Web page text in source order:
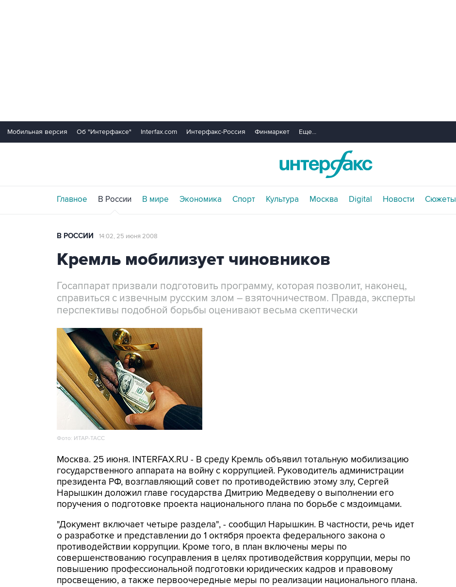
Мобильная версия Об "Интерфаксе" Interfax.com Интерфакс-Россия Финмаркет Еще...
Главное В России В мире Экономика Спорт Культура Москва Digital Новости Сюжеты
В РОССИИ 14:02, 25 июня 2008
Кремль мобилизует чиновников
Госаппарат призвали подготовить программу, которая позволит, наконец,
справиться с извечным русским злом – взяточничеством. Правда, эксперты
перспективы подобной борьбы оценивают весьма скептически
Фото: ИТАР-ТАСС
Москва. 25 июня. INTERFAX.RU - В среду Кремль объявил тотальную мобилизацию
государственного аппарата на войну с коррупцией. Руководитель администрации
президента РФ, возглавляющий совет по противодействию этому злу, Сергей
Нарышкин доложил главе государства Дмитрию Медведеву о выполнении его
поручения о подготовке проекта национального плана по борьбе с мздоимцами.
"Документ включает четыре раздела", - сообщил Нарышкин. В частности, речь идет
о разработке и представлении до 1 октября проекта федерального закона о
противодействии коррупции. Кроме того, в план включены меры по
совершенствованию госуправления в целях противодействия коррупции, меры по
повышению профессиональной подготовки юридических кадров и правовому
просвещению, а также первоочередные меры по реализации национального плана.